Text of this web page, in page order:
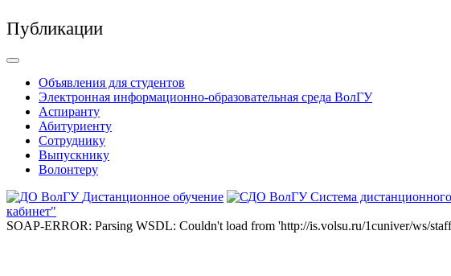
Публикации
Объявления для студентов
Электронная информационно-образовательная среда ВолГУ
Аспиранту
Абитуриенту
Сотруднику
Выпускнику
Волонтеру
Дистанционное обучение
Система
кабинет"
SOAP-ERROR: Parsing WSDL: Couldn't load from 'http://is.volsu.ru/1cuniver/ws/